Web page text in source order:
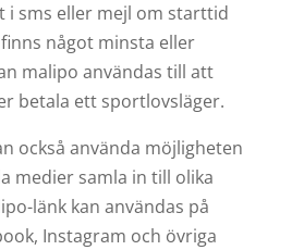
i sms eller mejl om starttid
något minsta eller
malipo användas till att
betala ett sportlovsläger.
också använda möjligheten
medier samla in till olika
länk kan användas på
Instagram och övriga